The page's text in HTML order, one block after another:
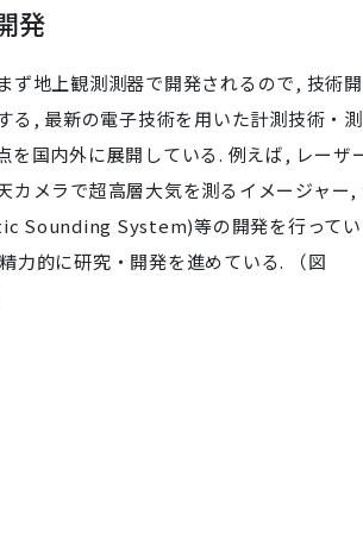
発
ず地上観測測器で開発されるので, 技術
る, 最新の電子技術を用いた計測技術・
国内外に展開している. 例えば, レーザ
カメラで超高層大気を測るイメージャー,
Sounding System)等の開発を行って
力的に研究・開発を進めている. （図